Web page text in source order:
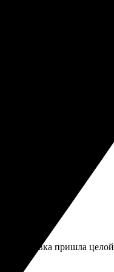
у нескольких
искать мастера,
Упаковка пришла